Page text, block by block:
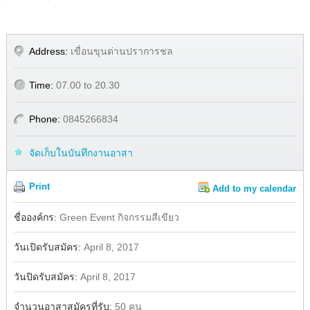
Address: เขื่อนขุนด่านปราการชล
Time: 07.00 to 20.30
Phone: 0845266834
จัดเก็บในบันทึกงานอาสา
Print Add to my calendar
ชื่อองค์กร: Green Event กิจกรรมสีเขียว
วันเปิดรับสมัคร: April 8, 2017
วันปิดรับสมัคร: April 8, 2017
จำนวนอาสาสมัครที่รับ: 50 คน